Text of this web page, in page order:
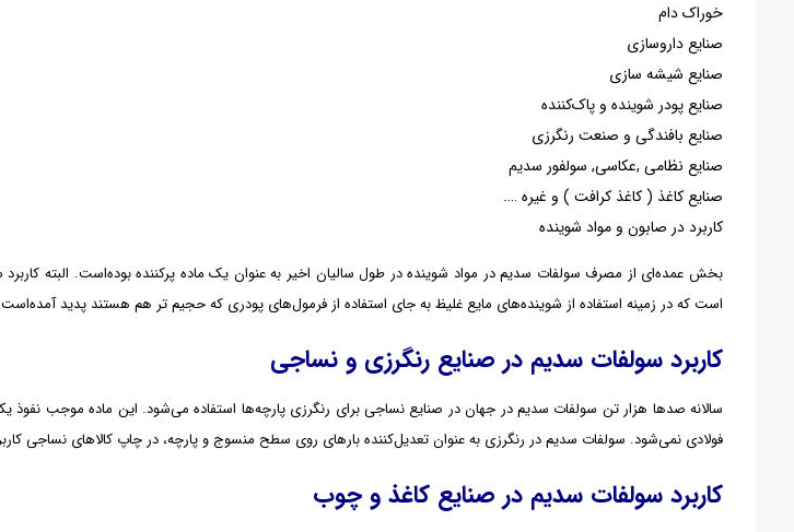
خوراک دام
صنایع داروسازی
صنایع شیشه سازی
صنایع پودر شوینده و پاک‌کننده
صنایع بافندگی و صنعت رنگرزی
صنایع نظامی ,عکاسی, سولفور سدیم
صنایع کاغذ ( کاغذ کرافت ) و غیره ….
کاربرد در صابون و مواد شوینده
بخش عمده‌ای از مصرف سولفات سدیم در مواد شوینده در طول سالیان اخیر به عنوان یک ماده پرکننده بوده‌است. البته
است که در زمینه استفاده از شوینده‌های مایع غلیظ به جای استفاده از فرمول‌های پودری که حجیم تر هم هستند پدید
کاربرد سولفات سدیم در صنایع رنگرزی و نساجی
سالانه صدها هزار تن سولفات سدیم در جهان در صنایع نساجی برای رنگرزی پارچه‌ها استفاده می‌شود. این ماده موجب
فولادی نمی‌شود. سولفات سدیم در رنگرزی به عنوان تعدیل‌کننده بارهای روی سطح منسوج و پارچه، در چاپ کالاهای نساجی
کاربرد سولفات سدیم در صنایع کاغذ و چوب